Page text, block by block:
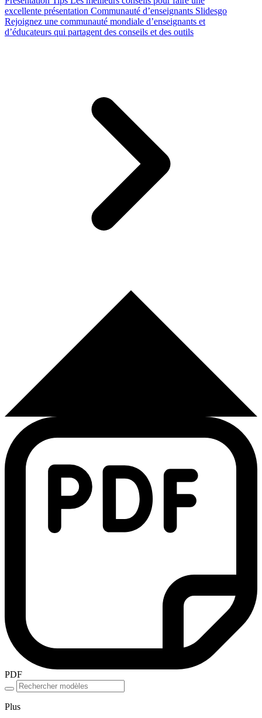
excellente présentation Communauté d’enseignants Slidesgo
Rejoignez une communauté mondiale d’enseignants et
d’éducateurs qui partagent des conseils et des outils
PDF
Plus